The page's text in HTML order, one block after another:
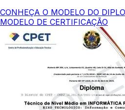
CONHEÇA O MODELO DO
MODELO DE CERTIFICAÇÃO